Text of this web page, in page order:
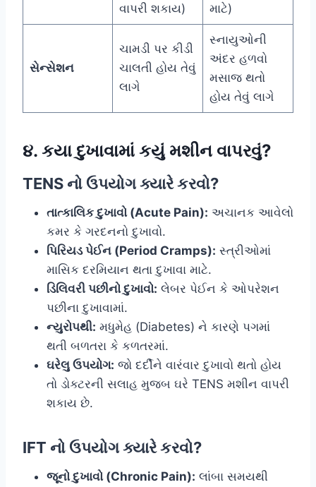
વાપરી શકાય) માટે)
સેન્સેશન
ચામડી પર કીડી
ચાલતી હોય તેવું
લાગે
સ્નાયુઓની
અંદર હળવો
મસાજ થતો
હોય તેવું લાગે
૪. કયા દુખાવામાં કયું મશીન વાપરવું?
TENS નો ઉપયોગ ક્યારે કરવો?
તાત્કાલિક દુખાવો (Acute Pain): અચાનક આવેલો
કમર કે ગરદનનો દુખાવો.
પિરિયડ પેઈન (Period Cramps): સ્ત્રીઓમાં
માસિક દરમિયાન થતા દુખાવા માટે.
ડિલિવરી પછીનો દુખાવો: લેબર પેઈન કે ઓપરેશન
પછીના દુખાવામાં.
ન્યુરોપથી: મધુમેહ (Diabetes) ને કારણે પગમાં
થતી બળતરા કે કળતરમાં.
ઘરેલુ ઉપયોગ: જો દર્દીને વારંવાર દુખાવો થતો હોય
તો ડોક્ટરની સલાહ મુજબ ઘરે TENS મશીન વાપરી
શકાય છે.
IFT નો ઉપયોગ ક્યારે કરવો?
જૂનો દુખાવો (Chronic Pain): લાંબા સમયથી